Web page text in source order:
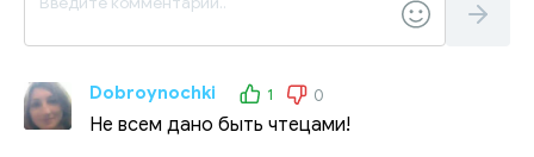
Dobroynochki 1 0
Не всем дано быть чтецами!